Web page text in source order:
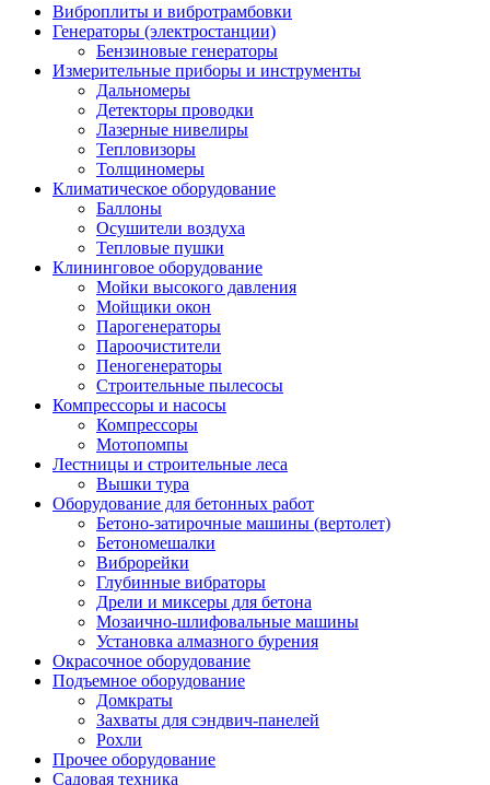
Виброплиты и вибротрамбовки
Генераторы (электростанции)
Бензиновые генераторы
Измерительные приборы и инструменты
Дальномеры
Детекторы проводки
Лазерные нивелиры
Тепловизоры
Толщиномеры
Климатическое оборудование
Баллоны
Осушители воздуха
Тепловые пушки
Клининговое оборудование
Мойки высокого давления
Мойщики окон
Парогенераторы
Пароочистители
Пеногенераторы
Строительные пылесосы
Компрессоры и насосы
Компрессоры
Мотопомпы
Лестницы и строительные леса
Вышки тура
Оборудование для бетонных работ
Бетоно-затирочные машины (вертолет)
Бетономешалки
Виброрейки
Глубинные вибраторы
Дрели и миксеры для бетона
Мозаично-шлифовальные машины
Установка алмазного бурения
Окрасочное оборудование
Подъемное оборудование
Домкраты
Захваты для сэндвич-панелей
Рохли
Прочее оборудование
Садовая техника